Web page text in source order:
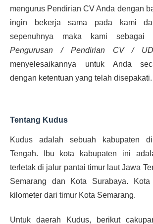
mengurus Pendirian CV Anda dengan
ingin bekerja sama pada kami
sepenuhnya maka kami sebagai
Pengurusan / Pendirian CV /
menyelesaikannya untuk Anda
dengan ketentuan yang telah disepakati.
Tentang Kudus
Kudus adalah sebuah kabupaten
Tengah. Ibu kota kabupaten ini
terletak di jalur pantai timur laut Jawa
Semarang dan Kota Surabaya.
kilometer dari timur Kota Semarang.
Untuk daerah Kudus, berikut